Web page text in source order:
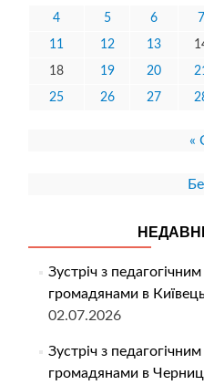
4 5 6 7
11 12 13
18 19 20
25 26 27
«
Зустріч з
громадянами в
02.07.2026
Зустріч з
громадянами в